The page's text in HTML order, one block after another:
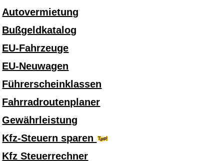
Autovermietung
Bußgeldkatalog
EU-Fahrzeuge
EU-Neuwagen
Führerscheinklassen
Fahrradroutenplaner
Gewährleistung
Kfz-Steuern sparen
Kfz Steuerrechner